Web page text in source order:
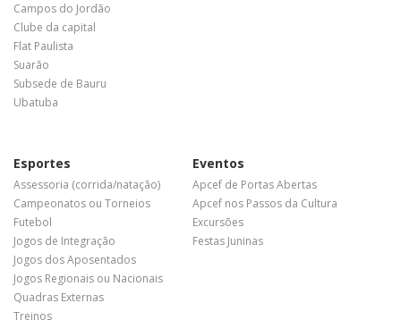
Campos do Jordão
Clube da capital
Flat Paulista
Suarão
Subsede de Bauru
Ubatuba
Esportes
Assessoria (corrida/natação)
Campeonatos ou Torneios
Futebol
Jogos de Integração
Jogos dos Aposentados
Jogos Regionais ou Nacionais
Quadras Externas
Treinos
Eventos
Apcef de Portas Abertas
Apcef nos Passos da Cultura
Excursões
Festas Juninas